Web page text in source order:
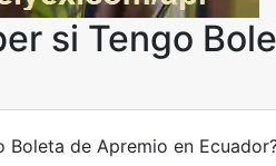
si Tengo
Boleta de Apremio en